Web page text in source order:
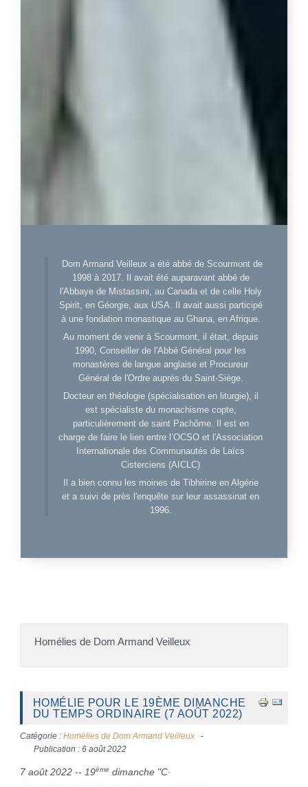
Dom Armand Veilleux a été abbé de Scourmont de
1998 à 2017. Il avait été auparavant abbé de
l'Abbaye de Mistassini, au Canada et de celle Holy
Spirit, en Géorgie, aux USA. Il avait aussi participé
à une fondation monastique au Ghana, en Afrique.
Au moment de venir à Scourmont, il était, depuis
1990, Conseiller de l'Abbé Général pour les
monastères de langue anglaise et Procureur
Général de l'Ordre auprès du Saint-Siège.
Docteur en théologie (spécialisation en liturgie), il
est spécialiste du monachisme copte,
particulièrement de saint Pachôme. Il est en
charge de faire le lien entre l’OCSO et l'Association
Internationale des Communautés de Laïcs
Cisterciens (AICLC)
Il a bien connu les moines de Tibhirine en Algérie
et a suivi de près l'enquête sur leur assassinat en
1996.
Homélies de Dom Armand Veilleux
HOMÉLIE POUR LE 19ÈME DIMANCHE
DU TEMPS ORDINAIRE (7 AOÛT 2022)
Catégorie : Homélies de Dom Armand Veilleux
Publication : 6 août 2022
7 août 2022 -- 19ème dimanche "C·